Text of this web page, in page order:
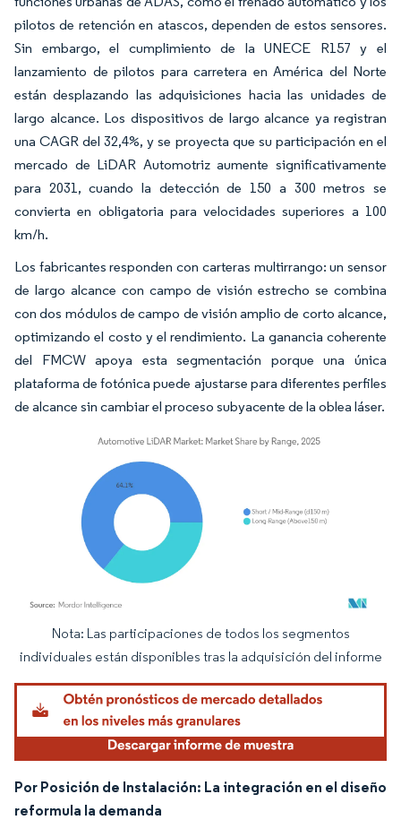
pilotos de retención en atascos, dependen de estos sensores.
Sin embargo, el cumplimiento de la UNECE R157 y el
lanzamiento de pilotos para carretera en América del Norte
están desplazando las adquisiciones hacia las unidades de
largo alcance. Los dispositivos de largo alcance ya registran
una CAGR del 32,4%, y se proyecta que su participación en el
mercado de LiDAR Automotriz aumente significativamente
para 2031, cuando la detección de 150 a 300 metros se
convierta en obligatoria para velocidades superiores a 100
km/h.
Los fabricantes responden con carteras multirrango: un sensor
de largo alcance con campo de visión estrecho se combina
con dos módulos de campo de visión amplio de corto alcance,
optimizando el costo y el rendimiento. La ganancia coherente
del FMCW apoya esta segmentación porque una única
plataforma de fotónica puede ajustarse para diferentes perfiles
de alcance sin cambiar el proceso subyacente de la oblea láser.
Imagen © Mordor Intelligence. El uso requiere atribución según CC BY 4.0.
Nota: Las participaciones de todos los segmentos
individuales están disponibles tras la adquisición del informe
Por Posición de Instalación: La integración en el diseño
reformula la demanda